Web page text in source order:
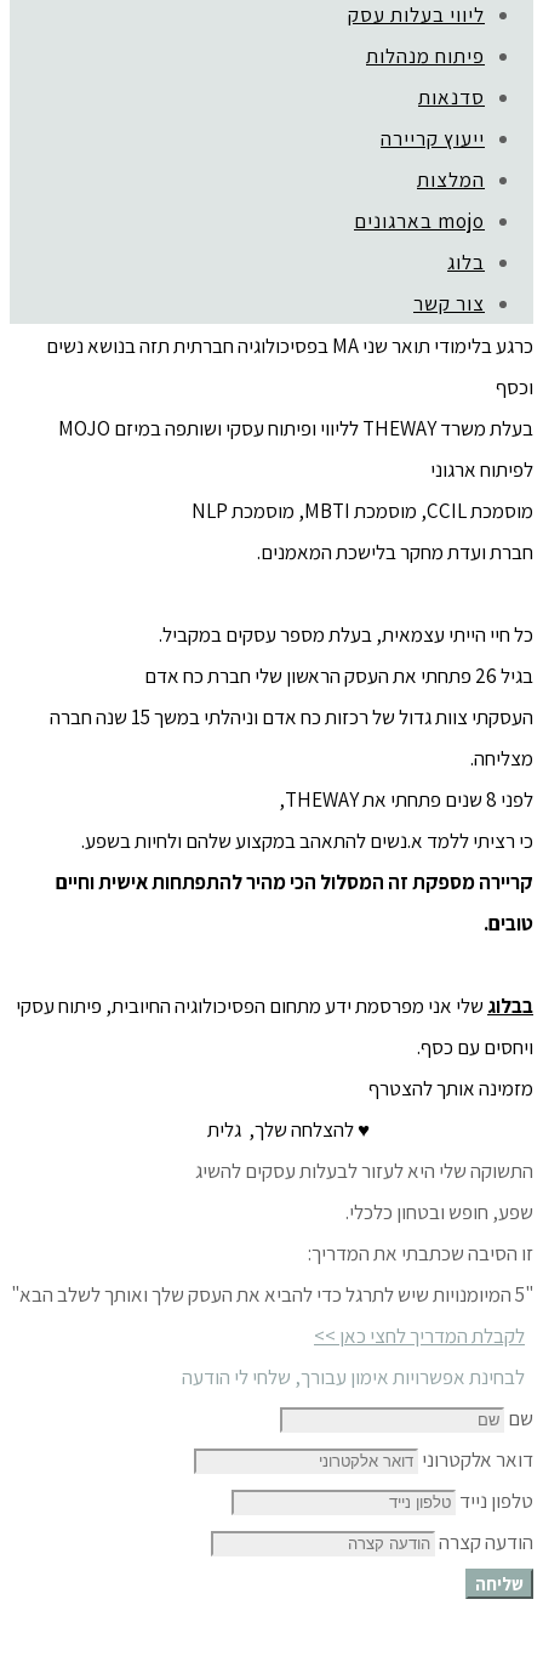
ליווי בעלות עסק
פיתוח מנהלות
סדנאות
ייעוץ קריירה
המלצות
mojo בארגונים
בלוג
צור קשר
אודות
הי, אני גלית שול
מאמנת עסקית ותעסוקתית,
אני עוזרת לא.נשים להתחבר למסלול תעסוקתי מצליח כדרך
להתפתחות אישית ובטחון כלכלי.
בעלת תואר ראשון BA בפסיכולוגיה אוניברסיטת בן גוריון
תואר שני מנהל עסקים MBA אוניברסיטת תל אביב
כרגע בלימודי תואר שני MA בפסיכולוגיה חברתית תזה בנושא נשים
וכסף
בעלת משרד THEWAY לליווי ופיתוח עסקי ושותפה במיזם MOJO
לפיתוח ארגוני
מוסמכת CCIL, מוסמכת MBTI, מוסמכת NLP
חברת ועדת מחקר בלישכת המאמנים.
כל חיי הייתי עצמאית, בעלת מספר עסקים במקביל.
בגיל 26 פתחתי את העסק הראשון שלי חברת כח אדם
העסקתי צוות גדול של רכזות כח אדם וניהלתי במשך 15 שנה חברה
מצליחה.
לפני 8 שנים פתחתי את THEWAY,
כי רציתי ללמד א.נשים להתאהב במקצוע שלהם ולחיות בשפע.
קריירה מספקת זה המסלול הכי מהיר להתפתחות אישית וחיים
טובים.
בבלוג שלי אני מפרסמת ידע מתחום הפסיכולוגיה החיובית, פיתוח עסקי
ויחסים עם כסף.
מזמינה אותך להצטרף
♥ להצלחה שלך, גלית
התשוקה שלי היא לעזור לבעלות עסקים להשיג
שפע, חופש ובטחון כלכלי.
זו הסיבה שכתבתי את המדריך:
"5 המיומנויות שיש לתרגל כדי להביא את העסק שלך ואותך לשלב הבא"
לקבלת המדריך לחצי כאן >>
לבחינת אפשרויות אימון עבורך, שלחי לי הודעה
שם
דואר אלקטרוני
טלפון נייד
הודעה קצרה
שליחה